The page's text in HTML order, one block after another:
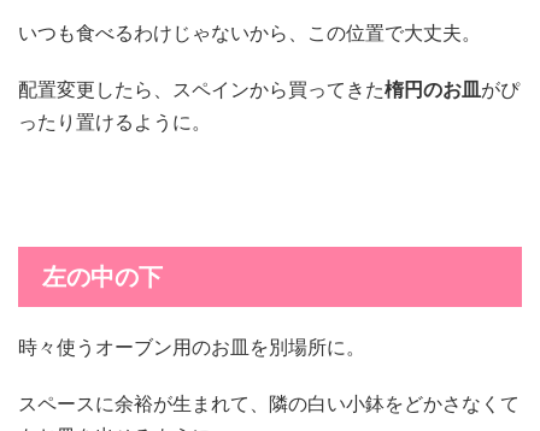
いつも食べるわけじゃないから、この位置で大丈夫。
配置変更したら、スペインから買ってきた楕円のお皿がぴ
ったり置けるように。
左の中の下
時々使うオーブン用のお皿を別場所に。
スペースに余裕が生まれて、隣の白い小鉢をどかさなくて